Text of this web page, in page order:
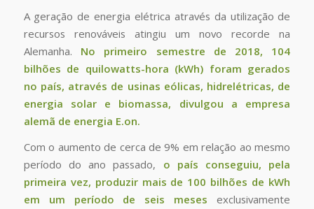
A geração de energia elétrica através da utilização de
recursos renováveis atingiu um novo recorde na
Alemanha. No primeiro semestre de 2018, 104
bilhões de quilowatts-hora (kWh) foram gerados
no país, através de usinas eólicas, hidrelétricas, de
energia solar e biomassa, divulgou a empresa
alemã de energia E.on.
Com o aumento de cerca de 9% em relação ao mesmo
período do ano passado, o país conseguiu, pela
primeira vez, produzir mais de 100 bilhões de kWh
em um período de seis meses exclusivamente